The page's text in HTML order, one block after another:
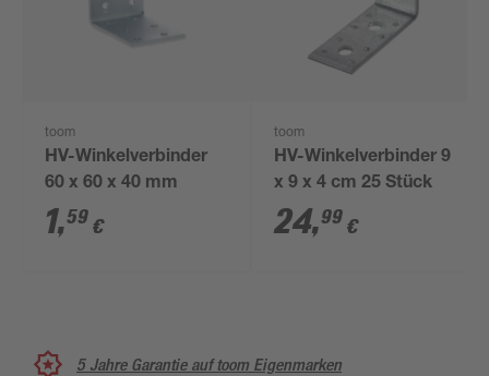
toom
HV-Winkelverbinder
60 x 60 x 40 mm
1,59 €
toom
HV-Winkelverbinder 9
x 9 x 4 cm 25 Stück
24,99 €
5 Jahre Garantie auf toom Eigenmarken